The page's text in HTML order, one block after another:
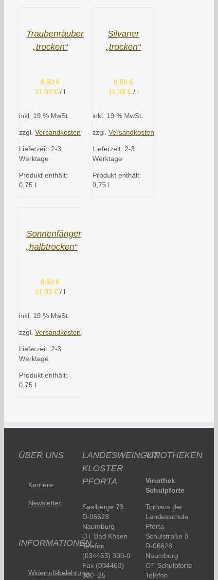
Traubenräuber
„trocken“
8,50€
11,33€ / l
inkl. 19 % MwSt.
zzgl. Versandkosten
Lieferzeit: 2-3
Werktage
Produkt enthält:
0,75 l
Silvaner
„trocken“
8,50 €
11,33 €/ l
inkl. 19 % MwSt.
zzgl. Versandkosten
Lieferzeit: 2-3
Werktage
Produkt enthält:
0,75 l
Sonnenfänger
„halbtrocken“
8,50€
11,33€ / l
inkl. 19 % MwSt.
zzgl. Versandkosten
Lieferzeit: 2-3
Werktage
Produkt enthält:
0,75 l
ÜBER UNS
Karriere
Newsletter
INFORMATIONEN
Widerrufsbelehrung
LANDESWEINGUT
KLOSTER
PFORTA
Saalberge 73
D-06628
Naumburg
OT Bad Kösen
Telefon
(034463) 300-0
Fax (034463)
300–25
VINOTHEKEN
Vinothek
Schulpforte
Torhaus der
Landesschule
Pforta
Schulstraße 8
D-06628
Naumburg
OT Schulpforte
Telefon